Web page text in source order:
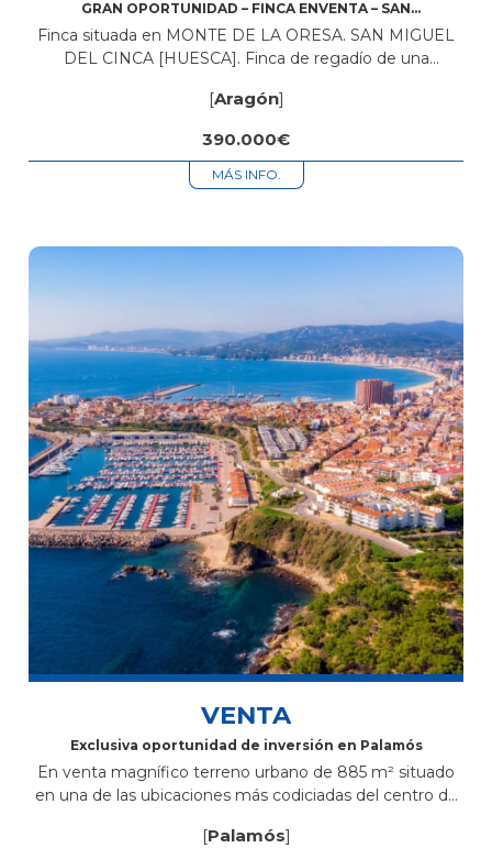
GRAN OPORTUNIDAD – FINCA ENVENTA – SAN
Finca situada en MONTE DE LA ORESA. SAN MIGUEL
DEL CINCA [HUESCA]. Finca de regadío de una
buena calidad produciendo...
[Aragón]
390.000€
MÁS INFO.
VENTA
Exclusiva oportunidad de inversión en Palamós
En venta magnífico terreno urbano de 885 m² situado
en una de las ubicaciones más codiciadas del centro de
[Palamós]